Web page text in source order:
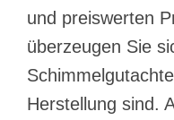
und preiswerten
überzeugen Sie
Herstellung sind.